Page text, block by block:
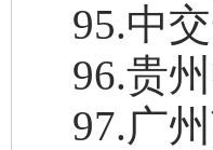
95.中
96.贵
97.广